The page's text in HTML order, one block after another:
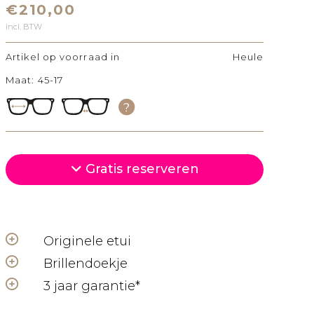
€210,00
incl. BTW
Artikel op voorraad in Heule
Maat: 45-17
Gratis reserveren
Originele etui
Brillendoekje
3 jaar garantie*